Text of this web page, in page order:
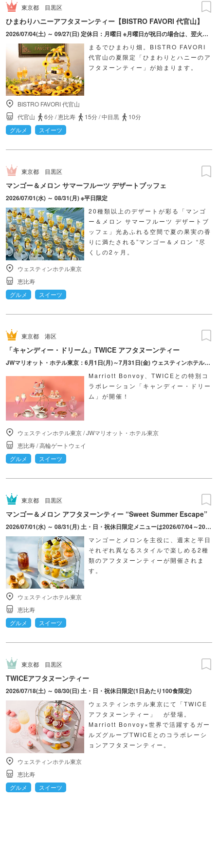
東京都 目黒区
ひまわりハニーアフタヌーンティー【BISTRO FAVORI 代官山】
2026/07/04(土) ～ 09/27(日) 定休日：月曜日 ※月曜日が祝日の場合は、翌火曜日を振替休業
まるでひまわり畑。BISTRO FAVORI
代官山の夏限定「ひまわりとハニーのア
フタヌーンティー」が始まります。
BISTRO FAVORI 代官山
代官山
6分/恵比寿 15分/中目黒
10分
グルメ
スイーツ
東京都 目黒区
マンゴー＆メロン サマーフルーツ デザートブッフェ
2026/07/01(水) ～ 08/31(月) ※平日限定
20種類以上のデザートが彩る「マンゴ
ー＆メロン サマーフルーツ デザートブ
ッフェ」光あふれる空間で夏の果実の香
りに満たされる”マンゴー＆メロン “尽
くしの2ヶ月。
ウェスティンホテル東京
恵比寿
グルメ
スイーツ
東京都 港区
「キャンディー・ドリーム」TWICE アフタヌーンティー
JWマリオット・ホテル東京：6月1日(月)～7月31日(金) ウェスティンホテル東京：7月18日(土)～8月30日(日) ※土日祝限定
Marriott Bonvoy、TWICEとの特別コ
ラボレーション「キャンディー・ドリー
ム」が開催！
ウェスティンホテル東京/JWマリオット・ホテル東京
恵比寿/高輪ゲートウェイ
グルメ
スイーツ
東京都 目黒区
マンゴー＆メロン アフタヌーンティー “Sweet Summer Escape”
2026/07/01(水) ～ 08/31(月) 土・日・祝休日限定メニューは2026/07/04～2026/08/30開催。 平日限定メニューは2026/07/01～2026/08/31開催。
マンゴーとメロンを主役に、週末と平日
それぞれ異なるスタイルで楽しめる2種
類のアフタヌーンティーが開催されま
す。
ウェスティンホテル東京
恵比寿
グルメ
スイーツ
東京都 目黒区
TWICEアフタヌーンティー
2026/07/18(土) ～ 08/30(日) 土・日・祝休日限定(1日あたり100食限定)
ウェスティンホテル東京にて「TWICE
アフタヌーンティー」 が登場。
Marriott Bonvoy×世界で活躍するガー
ルズグループTWICEとのコラボレーシ
ョンアフタヌーンティー。
ウェスティンホテル東京
恵比寿
グルメ
スイーツ